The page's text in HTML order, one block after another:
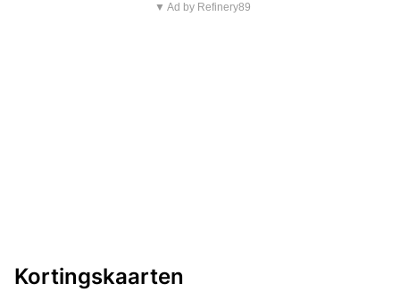
▼ Ad by Refinery89
Kortingskaarten